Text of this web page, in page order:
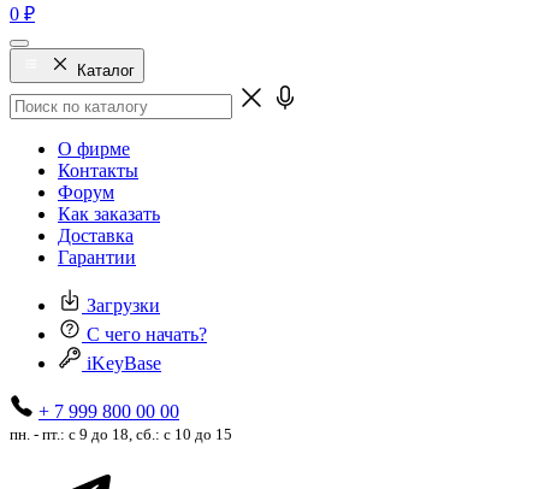
0 ₽
Каталог
О фирме
Контакты
Форум
Как заказать
Доставка
Гарантии
Загрузки
С чего начать?
iKeyBase
+ 7 999 800 00 00
пн. - пт.: с 9 до 18, сб.: с 10 до 15